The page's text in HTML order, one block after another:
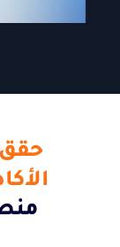
حقق